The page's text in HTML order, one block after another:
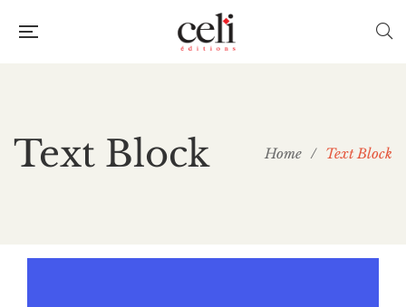
Text Block Home / Text Block